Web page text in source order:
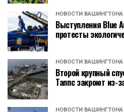
НОВОСТИ ВАШИНГТОНА
Выступления Blue
протесты
НОВОСТИ ВАШИНГТОНА
Второй крупный
Таппс закроют из-
НОВОСТИ ВАШИНГТОНА